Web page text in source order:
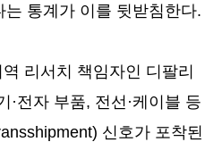
통계가 이를 뒷받침한다.
리서치 책임자인 디팔리
·전자 부품, 전선·케이블 등
신호가 포착된